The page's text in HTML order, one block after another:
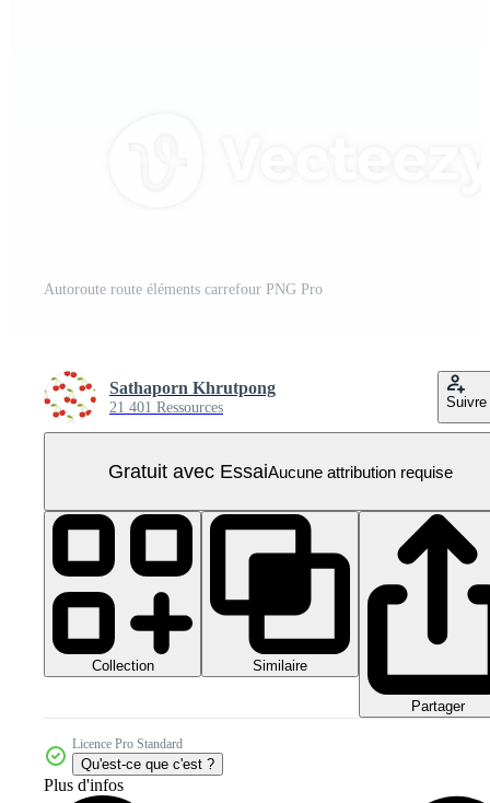
Autoroute route éléments carrefour PNG Pro
Sathaporn Khrutpong
21 401 Ressources Suivre
Gratuit avec EssaiAucune attribution requise
Collection Similaire
Partager
Licence Pro Standard
Qu'est-ce que c'est ?
Plus d'infos